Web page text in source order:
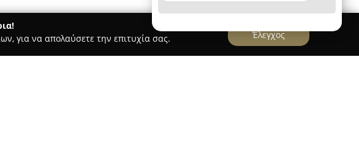
για να απολαύσετε την επιτυχία σας.
Έλεγχος